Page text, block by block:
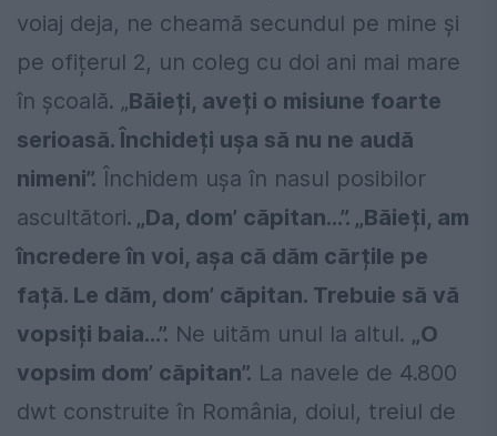
voiaj deja, ne cheamă secundul pe mine și
pe ofițerul 2, un coleg cu doi ani mai mare
în școală. „Băieți, aveți o misiune foarte
serioasă. Închideți ușa să nu ne audă
nimeni”. Închidem ușa în nasul posibilor
ascultători. „Da, dom’ căpitan…”. „Băieți, am
încredere în voi, așa că dăm cărțile pe
față. Le dăm, dom’ căpitan. Trebuie să vă
vopsiți baia…”. Ne uităm unul la altul. „O
vopsim dom’ căpitan”. La navele de 4.800
dwt construite în România, doiul, treiul de